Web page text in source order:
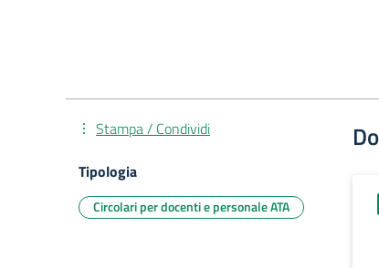
Stampa / Condividi
Tipologia
Circolari per docenti e personale ATA